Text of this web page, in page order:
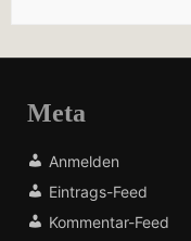
Meta
Anmelden
Eintrags-Feed
Kommentar-Feed